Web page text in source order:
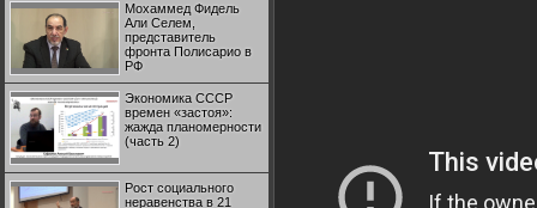
Мохаммед Фидель
Али Селем,
представитель
фронта Полисарио в
РФ
Экономика СССР
времен «застоя»:
жажда планомерности
(часть 2)
Рост социального
неравенства в 21